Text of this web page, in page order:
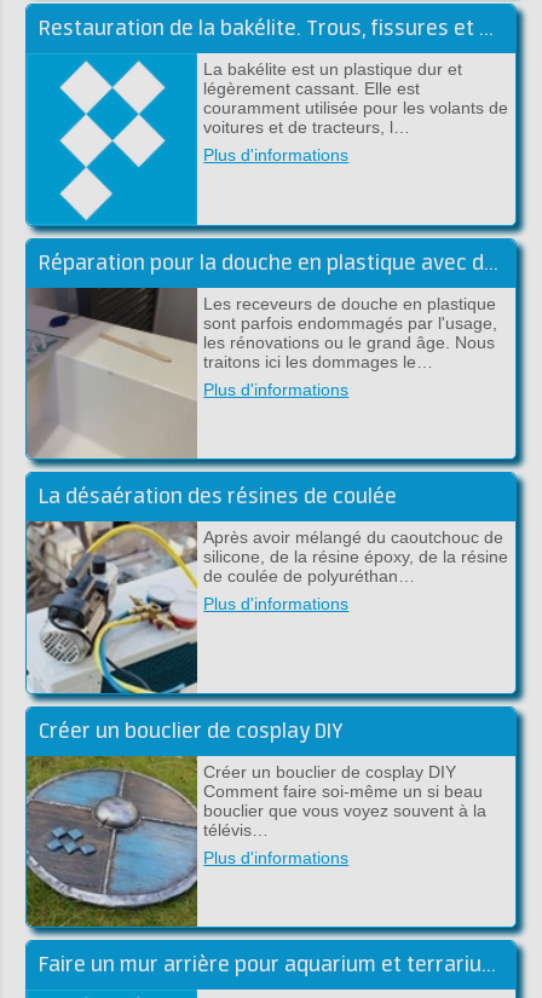
Restauration de la bakélite. Trous, fissures et pièces manquantes
La bakélite est un plastique dur et
légèrement cassant. Elle est
couramment utilisée pour les volants de
voitures et de tracteurs, l…
Plus d'informations
Réparation pour la douche en plastique avec du polyester ou époxy
Les receveurs de douche en plastique
sont parfois endommagés par l'usage,
les rénovations ou le grand âge. Nous
traitons ici les dommages le…
Plus d'informations
La désaération des résines de coulée
Après avoir mélangé du caoutchouc de
silicone, de la résine époxy, de la résine
de coulée de polyuréthan…
Plus d'informations
Créer un bouclier de cosplay DIY
Créer un bouclier de cosplay DIY
Comment faire soi-même un si beau
bouclier que vous voyez souvent à la
télévis…
Plus d'informations
Faire un mur arrière pour aquarium et terrarium en époxy DIY